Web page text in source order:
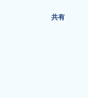
共有